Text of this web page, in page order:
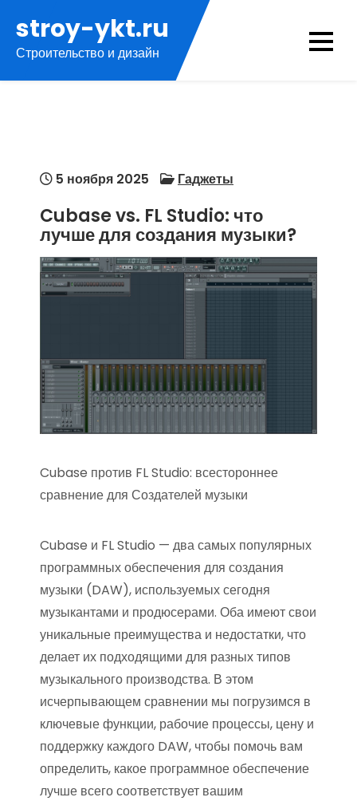
содержимому
stroy-ykt.ru
Строительство и дизайн
5 ноября 2025 Гаджеты
Cubase vs. FL Studio: что
лучше для создания музыки?
Cubase против FL Studio: всестороннее
сравнение для Создателей музыки
Cubase и FL Studio — два самых популярных
программных обеспечения для создания
музыки (DAW), используемых сегодня
музыкантами и продюсерами. Оба имеют свои
уникальные преимущества и недостатки, что
делает их подходящими для разных типов
музыкального производства. В этом
исчерпывающем сравнении мы погрузимся в
ключевые функции, рабочие процессы, цену и
поддержку каждого DAW, чтобы помочь вам
определить, какое программное обеспечение
лучше всего соответствует вашим